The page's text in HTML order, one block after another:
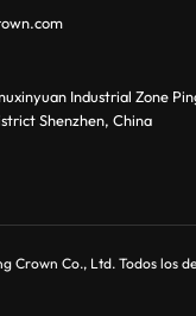
Industrial Zone
Shenzhen, China
Crown Co., Ltd. Todos los